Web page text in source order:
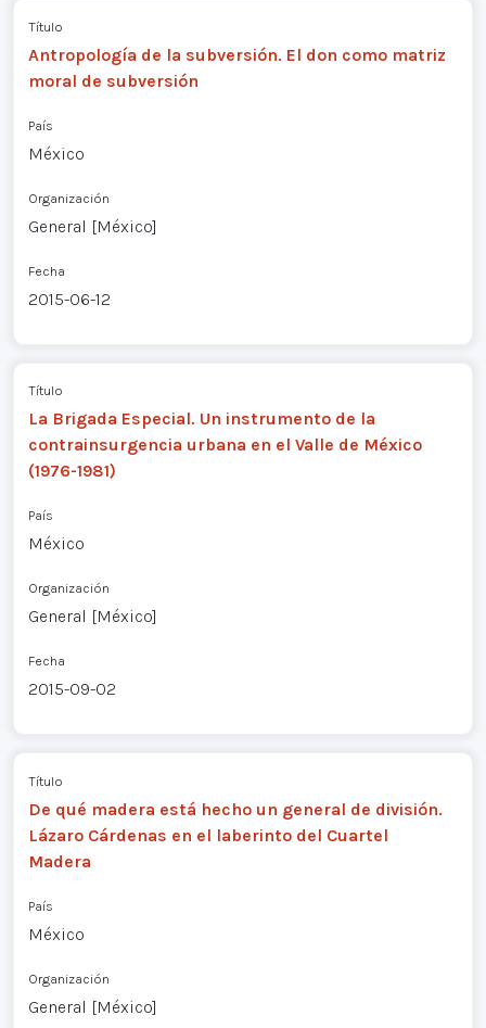
Título
Antropología de la subversión. El don como matriz
moral de subversión
País
México
Organización
General [México]
Fecha
2015-06-12
Título
La Brigada Especial. Un instrumento de la
contrainsurgencia urbana en el Valle de México
(1976-1981)
País
México
Organización
General [México]
Fecha
2015-09-02
Título
De qué madera está hecho un general de división.
Lázaro Cárdenas en el laberinto del Cuartel
Madera
País
México
Organización
General [México]